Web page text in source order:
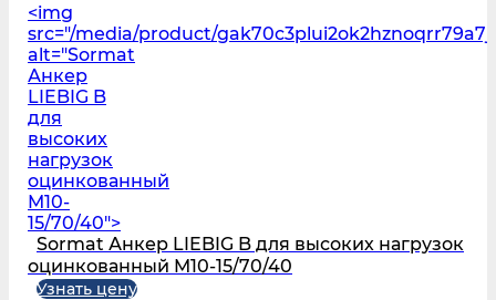
<img
src="/media/product/
alt="Sormat
Анкер
LIEBIG B
для
высоких
нагрузок
оцинкованный
M10-
15/70/40">
Sormat Анкер LIEBIG B для высоких нагрузок
оцинкованный M10-15/70/40
Узнать цену